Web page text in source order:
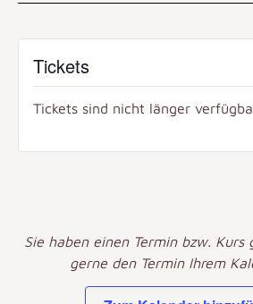
Tickets
Tickets sind nicht länger
Sie haben einen Termin bzw. Kurs
gerne den Termin Ihrem